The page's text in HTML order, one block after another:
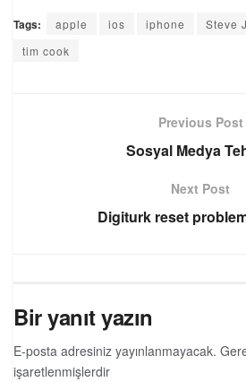
Tags: apple ios iphone Steve
tim cook
Previous Post
Sosyal Medya
Next Post
Digiturk reset
Bir yanıt yazın
E-posta adresiniz yayınlanmayacak.
işaretlenmişlerdir